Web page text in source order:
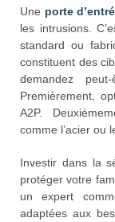
Une porte
les intrusions.
standard ou
constituent des
demandez
Premièrement,
A2P.
comme l’acier ou
Investir dans la
protéger votre
un expert
adaptées aux